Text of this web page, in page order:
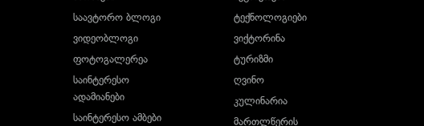
საავტორო ბლოგი
ვიდეობლოგი
ფოტოგალერეა
საინტერესო
ადამიანები
საინტერესო ამბები
ტექნოლოგიები
ვიქტორინა
ტურიზმი
ღვინო
კულინარია
მართლწერის